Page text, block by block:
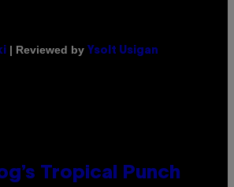
| Reviewed by Ysolt Usigan
Tropical Punch